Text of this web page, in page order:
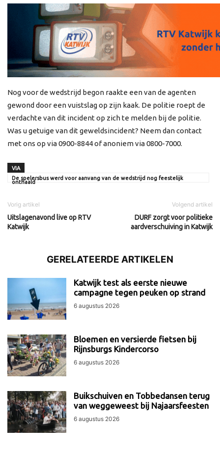
Nog voor de wedstrijd begon raakte een van de agenten
gewond door een vuistslag op zijn kaak. De politie roept de
verdachte van dit incident op zich te melden bij de politie.
Was u getuige van dit geweldsincident? Neem dan contact
met ons op via 0900-8844 of anoniem via 0800-7000.
VIA
De spelersbus werd voor aanvang van de wedstrijd nog feestelijk
onthaald
Vorig artikel
Uitslagenavond live op RTV
Katwijk
Volgend artikel
DURF zorgt voor politieke
aardverschuiving in Katwijk
GERELATEERDE ARTIKELEN
Katwijk test als eerste nieuwe
campagne tegen peuken op strand
6 augustus 2026
Bloemen en versierde fietsen bij
Rijnsburgs Kindercorso
6 augustus 2026
Buikschuiven en Tobbedansen terug
van weggeweest bij Najaarsfeesten
6 augustus 2026